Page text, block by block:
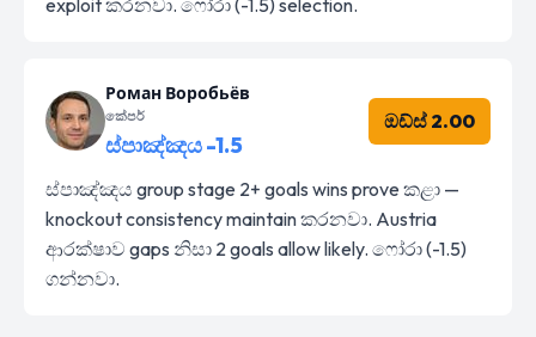
Роман Воробьёв
කේපර්
ස්පාඤ්ඤය -1.5
ඔඩ්ස් 2.00
ස්පාඤ්ඤය group stage 2+ goals wins prove කළා —
knockout consistency maintain කරනවා. Austria
ආරක්ෂාව gaps නිසා 2 goals allow likely. ෆෝරා (-1.5)
ගන්නවා.